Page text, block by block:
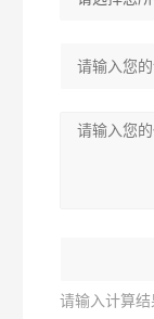
请输入计算